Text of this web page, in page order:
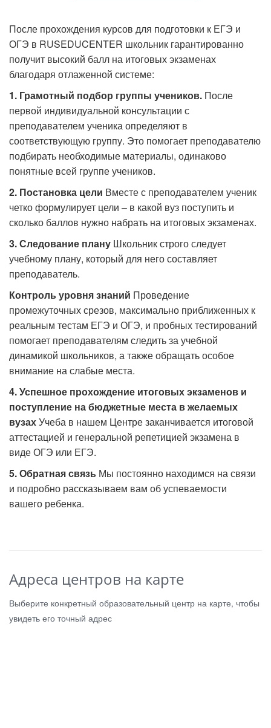
После прохождения курсов для подготовки к ЕГЭ и
ОГЭ в RUSEDUCENTER школьник гарантированно
получит высокий балл на итоговых экзаменах
благодаря отлаженной системе:
1. Грамотный подбор группы учеников. После
первой индивидуальной консультации с
преподавателем ученика определяют в
соответствующую группу. Это помогает преподавателю
подбирать необходимые материалы, одинаково
понятные всей группе учеников.
2. Постановка цели Вместе с преподавателем ученик
четко формулирует цели – в какой вуз поступить и
сколько баллов нужно набрать на итоговых экзаменах.
3. Следование плану Школьник строго следует
учебному плану, который для него составляет
преподаватель.
Контроль уровня знаний Проведение
промежуточных срезов, максимально приближенных к
реальным тестам ЕГЭ и ОГЭ, и пробных тестирований
помогает преподавателям следить за учебной
динамикой школьников, а также обращать особое
внимание на слабые места.
4. Успешное прохождение итоговых экзаменов и
поступление на бюджетные места в желаемых
вузахУчеба в нашем Центре заканчивается итоговой
аттестацией и генеральной репетицией экзамена в
виде ОГЭ или ЕГЭ.
5. Обратная связь Мы постоянно находимся на связи
и подробно рассказываем вам об успеваемости
вашего ребенка.
Адреса центров на карте
Выберите конкретный образовательный центр на карте, чтобы
увидеть его точный адрес